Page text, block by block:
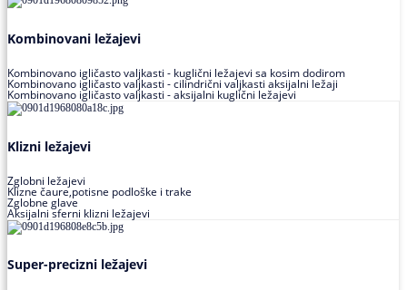
Kombinovani ležajevi
Kombinovano igličasto valjkasti - kuglični ležajevi sa kosim dodirom
Kombinovano igličasto valjkasti - cilindrični valjkasti aksijalni ležaji
Kombinovano igličasto valjkasti - aksijalni kuglični ležajevi
Klizni ležajevi
Zglobni ležajevi
Klizne čaure,potisne podloške i trake
Zglobne glave
Aksijalni sferni klizni ležajevi
Super-precizni ležajevi